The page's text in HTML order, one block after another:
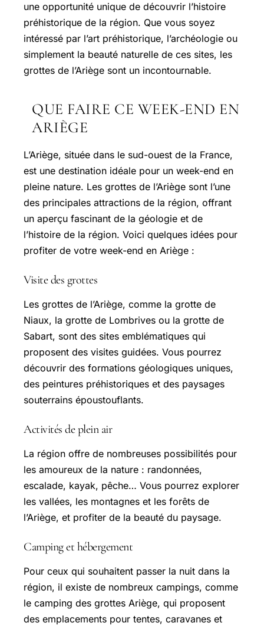
une opportunité unique de découvrir l’histoire
préhistorique de la région. Que vous soyez
intéressé par l’art préhistorique, l’archéologie ou
simplement la beauté naturelle de ces sites, les
grottes de l’Ariège sont un incontournable.
QUE FAIRE CE WEEK-END EN
ARIÈGE
L’Ariège, située dans le sud-ouest de la France,
est une destination idéale pour un week-end en
pleine nature. Les grottes de l’Ariège sont l’une
des principales attractions de la région, offrant
un aperçu fascinant de la géologie et de
l’histoire de la région. Voici quelques idées pour
profiter de votre week-end en Ariège :
Visite des grottes
Les grottes de l’Ariège, comme la grotte de
Niaux, la grotte de Lombrives ou la grotte de
Sabart, sont des sites emblématiques qui
proposent des visites guidées. Vous pourrez
découvrir des formations géologiques uniques,
des peintures préhistoriques et des paysages
souterrains époustouflants.
Activités de plein air
La région offre de nombreuses possibilités pour
les amoureux de la nature : randonnées,
escalade, kayak, pêche… Vous pourrez explorer
les vallées, les montagnes et les forêts de
l’Ariège, et profiter de la beauté du paysage.
Camping et hébergement
Pour ceux qui souhaitent passer la nuit dans la
région, il existe de nombreux campings, comme
le camping des grottes Ariège, qui proposent
des emplacements pour tentes, caravanes et